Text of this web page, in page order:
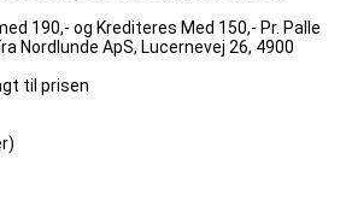
190,- og Krediteres Med 150,- Pr. Palle
Nordlunde ApS, Lucernevej 26, 4900
til prisen